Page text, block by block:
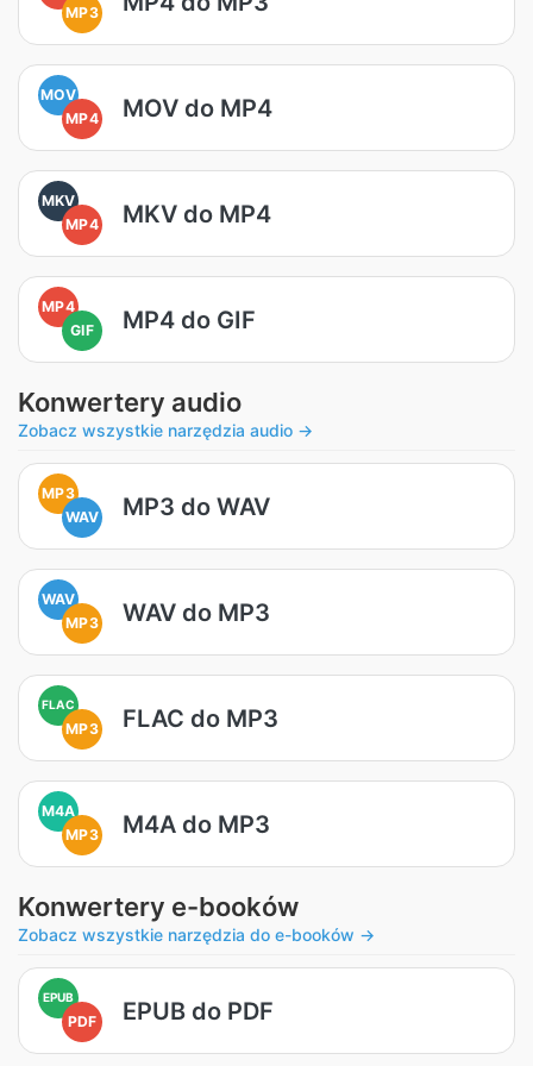
MP3
MOV
MP4
MOV do MP4
MKV
MP4
MKV do MP4
MP4
GIF
MP4 do GIF
Konwertery audio
Zobacz wszystkie narzędzia audio →
MP3
WAV
MP3 do WAV
WAV
MP3
WAV do MP3
FLAC
MP3 FLAC do MP3
M4A
MP3
M4A do MP3
Konwertery e-booków
Zobacz wszystkie narzędzia do e-booków →
EPUB
PDF EPUB do PDF